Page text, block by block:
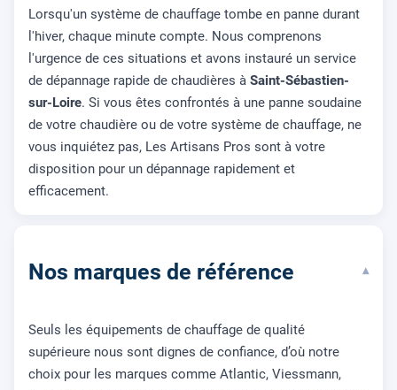
Lorsqu'un système de chauffage tombe en panne durant
l'hiver, chaque minute compte. Nous comprenons
l'urgence de ces situations et avons instauré un service
de dépannage rapide de chaudières à Saint-Sébastien-
sur-Loire. Si vous êtes confrontés à une panne soudaine
de votre chaudière ou de votre système de chauffage, ne
vous inquiétez pas, Les Artisans Pros sont à votre
disposition pour un dépannage rapidement et
efficacement.
Nos marques de référence ▾
Seuls les équipements de chauffage de qualité
supérieure nous sont dignes de confiance, d’où notre
choix pour les marques comme Atlantic, Viessmann,